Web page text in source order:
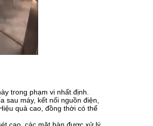
trong phạm vi nhất định.
sau máy, kết nối nguồn điện,
quả cao, đồng thời có thể
cao, các mặt bàn được xử lý